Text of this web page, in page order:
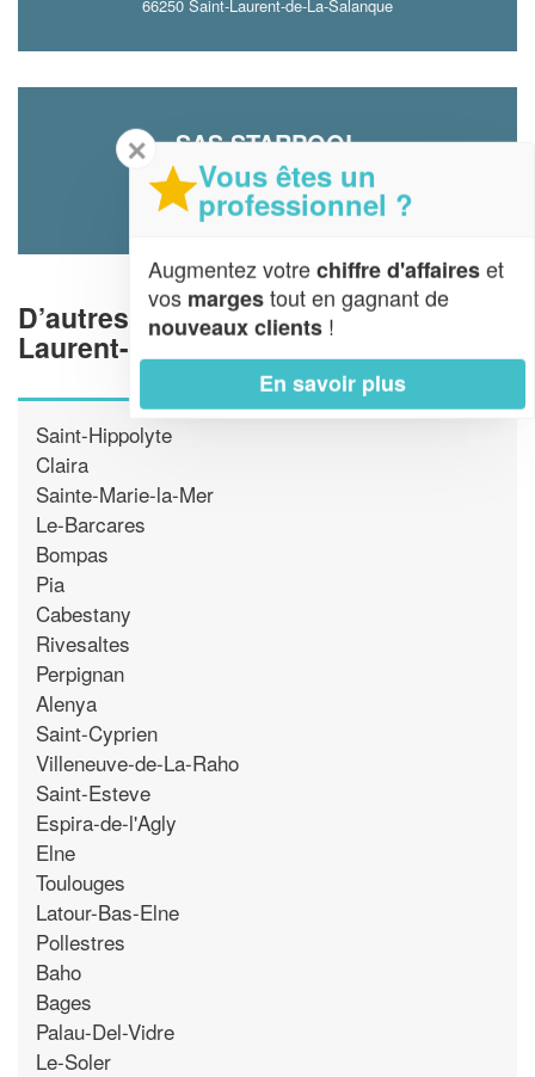
66250 Saint-Laurent-de-La-Salanque
SAS STARPOOL
20 Rue Eloi Pino
66250 Saint-Laurent-de-La-Salanque
D’autres piscinistes proche de Saint-
Laurent-de-La-Salanque
Saint-Hippolyte
Claira
Sainte-Marie-la-Mer
Le-Barcares
Bompas
Pia
Cabestany
Rivesaltes
Perpignan
Alenya
Saint-Cyprien
Villeneuve-de-La-Raho
Saint-Esteve
Espira-de-l'Agly
Elne
Toulouges
Latour-Bas-Elne
Pollestres
Baho
Bages
Palau-Del-Vidre
Le-Soler
✕
Vous êtes un
professionnel ?
Augmentez votrechiffre d'affaireset
vos margestout en gagnant de
nouveaux clients !
En savoir plus